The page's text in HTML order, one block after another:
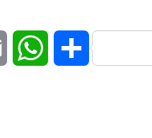
Email WhatsAppCompartir